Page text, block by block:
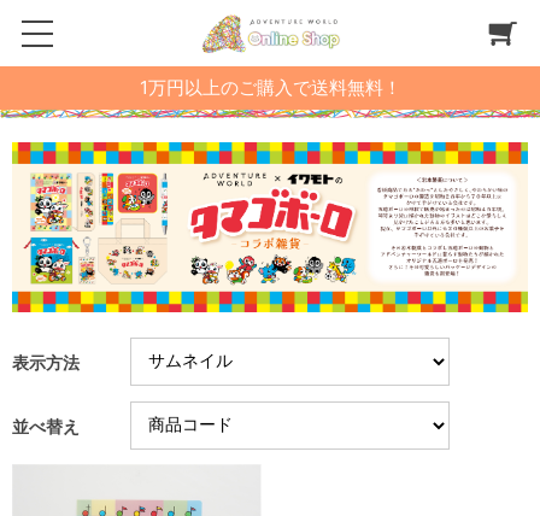
1万円以上のご購入で送料無料！
表示方法
並べ替え